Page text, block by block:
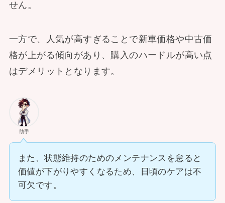
せん。
一方で、人気が高すぎることで新車価格や中古価
格が上がる傾向があり、購入のハードルが高い点
はデメリットとなります。
助手
また、状態維持のためのメンテナンスを怠ると
価値が下がりやすくなるため、日頃のケアは不
可欠です。